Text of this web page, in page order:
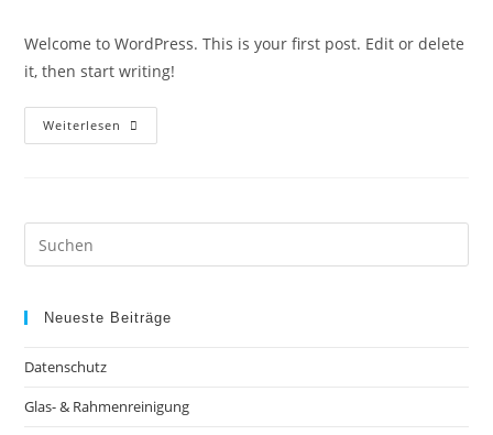
Welcome to WordPress. This is your first post. Edit or delete
it, then start writing!
Weiterlesen Hello
World!
Neueste Beiträge
Datenschutz
Glas- & Rahmenreinigung